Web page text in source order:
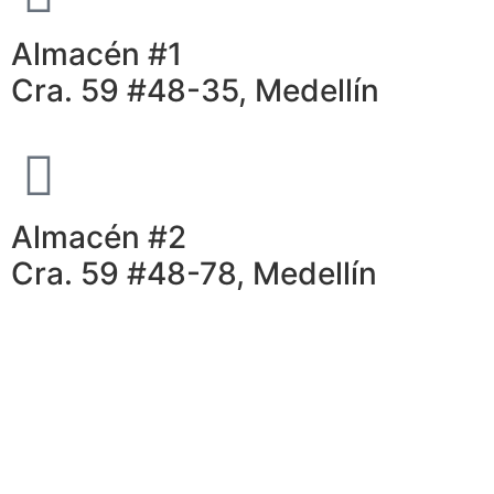
Almacén #1
Cra. 59 #48-35, Medellín
Almacén #2
Cra. 59 #48-78, Medellín